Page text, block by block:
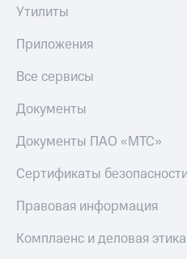
Утилиты
Приложения
Все сервисы
Документы
Документы ПАО «МТС»
Сертификаты
Правовая информация
Комплаенс и деловая этика